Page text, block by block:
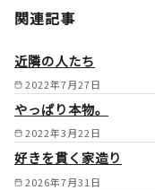
区/
川区/
関連記事
2022年7月27日
近隣の人たち
2022年3月22日
やっぱり本物。
2026年7月31日
好きを貫く家造り